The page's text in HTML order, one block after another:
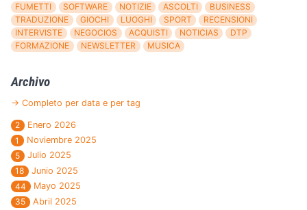
FUMETTI
SOFTWARE NOTIZIE ASCOLTI
BUSINESS
TRADUZIONE
GIOCHI LUOGHI SPORT
RECENSIONI
INTERVISTE
NEGOCIOS ACQUISTI NOTICIAS
DTP
FORMAZIONE
NEWSLETTER MUSICA
Archivo
→ Completo per data e per tag
2
Enero 2026
1
Noviembre 2025
5
Julio 2025
18
Junio 2025
44
Mayo 2025
35
Abril 2025